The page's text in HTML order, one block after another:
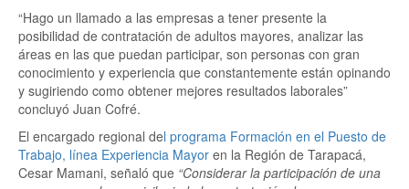
“Hago un llamado a las empresas a tener presente la
posibilidad de contratación de adultos mayores, analizar las
áreas en las que puedan participar, son personas con gran
conocimiento y experiencia que constantemente están opinando
y sugiriendo como obtener mejores resultados laborales”
concluyó Juan Cofré.
El encargado regional del programa Formación en el Puesto de
Trabajo, línea Experiencia Mayor en la Región de Tarapacá,
Cesar Mamani, señaló que “Considerar la participación de una